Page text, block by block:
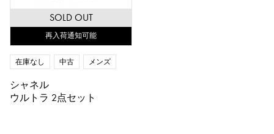
SOLD OUT
再入荷通知可能
在庫なし 中古 メンズ
シャネル
ウルトラ 2点セット